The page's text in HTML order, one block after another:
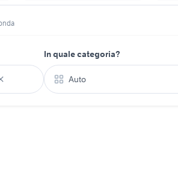
In quale categoria?
Auto